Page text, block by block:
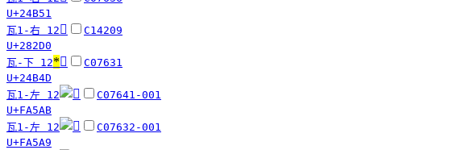
U+24B51
瓦1-右 12 𨋐
C14209
U+282D0
瓦-下 12*𤭍
C07631
U+24B4D
瓦1-左 12
C07641-001
U+FA5AB
瓦1-左 12
C07632-001
U+FA5A9